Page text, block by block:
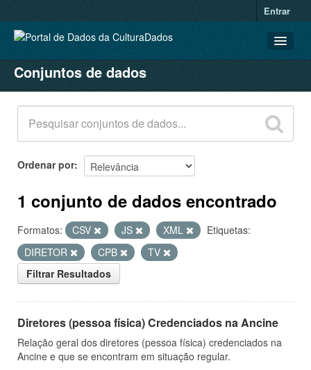
Entrar
CONJUNTOS DE DADOS
ORGANIZAÇÕES
GRUPOS
SOBRE
Conjuntos de dados
Ordenar por
1 conjunto de dados encontrado
Formatos: CSV JS XML
Etiquetas:
DIRETOR
CPB
TV
Filtrar Resultados
Diretores (pessoa física) Credenciados na Ancine
Relação geral dos diretores (pessoa física) credenciados na
Ancine e que se encontram em situação regular.